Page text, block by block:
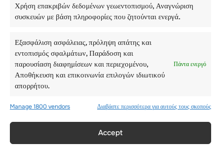
Χρήση επακριβών δεδομένων γεωεντοπισμού, Αναγνώριση
συσκευών με βάση πληροφορίες που ζητούνται ενεργά.
Εξασφάλιση ασφάλειας, πρόληψη απάτης και
εντοπισμός σφαλμάτων, Παράδοση και
παρουσίαση διαφημίσεων και περιεχομένου,
Αποθήκευση και επικοινωνία επιλογών ιδιωτικού
απορρήτου.
Πάντα ενεργό
Manage 1800 vendors Διαβάστε περισσότερα για αυτούς τους σκοπούς
Accept
ΕΠΑΝΑΛΕΙΤΟΥΡΓΉΣΕΙ
ΤΟΝ ΜΆΡΤΙΟ ΤΟΥ
2021!